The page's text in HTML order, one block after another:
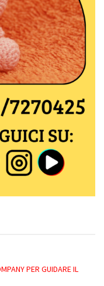
PER GUIDARE IL